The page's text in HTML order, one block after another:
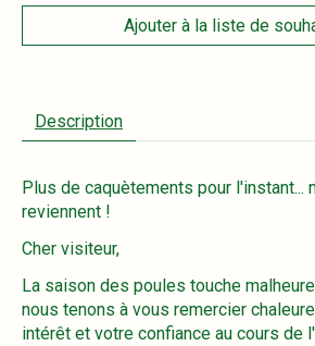
Ajouter à la liste de
Description
Plus de caquètements pour l'instant...
reviennent !
Cher visiteur,
La saison des poules touche
nous tenons à vous remercier
intérêt et votre confiance au cours de